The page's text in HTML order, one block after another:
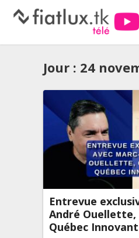
Jour : 24
Entrevue
André Ouellette,
Québec Innovant